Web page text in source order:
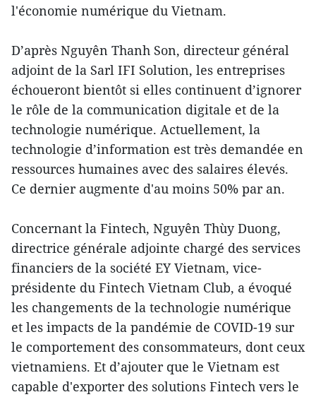
l'économie numérique du Vietnam.
D’après Nguyên Thanh Son, directeur général
adjoint de la Sarl IFI Solution, les entreprises
échoueront bientôt si elles continuent d’ignorer
le rôle de la communication digitale et de la
technologie numérique. Actuellement, la
technologie d’information est très demandée en
ressources humaines avec des salaires élevés.
Ce dernier augmente d'au moins 50% par an.
Concernant la Fintech, Nguyên Thùy Duong,
directrice générale adjointe chargé des services
financiers de la société EY Vietnam, vice-
présidente du Fintech Vietnam Club, a évoqué
les changements de la technologie numérique
et les impacts de la pandémie de COVID-19 sur
le comportement des consommateurs, dont ceux
vietnamiens. Et d’ajouter que le Vietnam est
capable d'exporter des solutions Fintech vers le